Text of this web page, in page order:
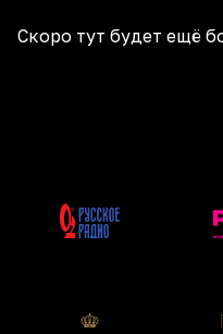
Скоро тут будет ещё